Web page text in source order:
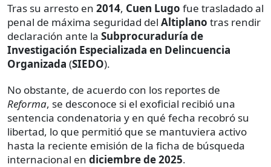
Tras su arresto en 2014, Cuen Lugo fue trasladado al
penal de máxima seguridad del Altiplano tras rendir
declaración ante la Subprocuraduría de
Investigación Especializada en Delincuencia
Organizada (SIEDO).
No obstante, de acuerdo con los reportes de
Reforma, se desconoce si el exoficial recibió una
sentencia condenatoria y en qué fecha recobró su
libertad, lo que permitió que se mantuviera activo
hasta la reciente emisión de la ficha de búsqueda
internacional en diciembre de 2025.